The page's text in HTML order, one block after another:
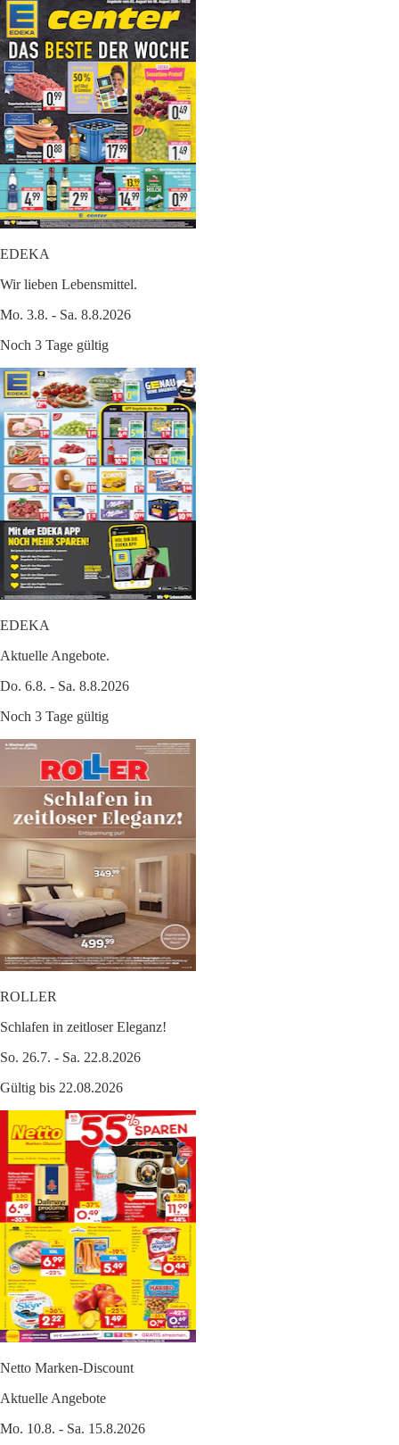
EDEKA
Wir lieben Lebensmittel.
Mo. 3.8. - Sa. 8.8.2026
Noch 3 Tage gültig
EDEKA
Aktuelle Angebote.
Do. 6.8. - Sa. 8.8.2026
Noch 3 Tage gültig
ROLLER
Schlafen in zeitloser Eleganz!
So. 26.7. - Sa. 22.8.2026
Gültig bis 22.08.2026
Netto Marken-Discount
Aktuelle Angebote
Mo. 10.8. - Sa. 15.8.2026